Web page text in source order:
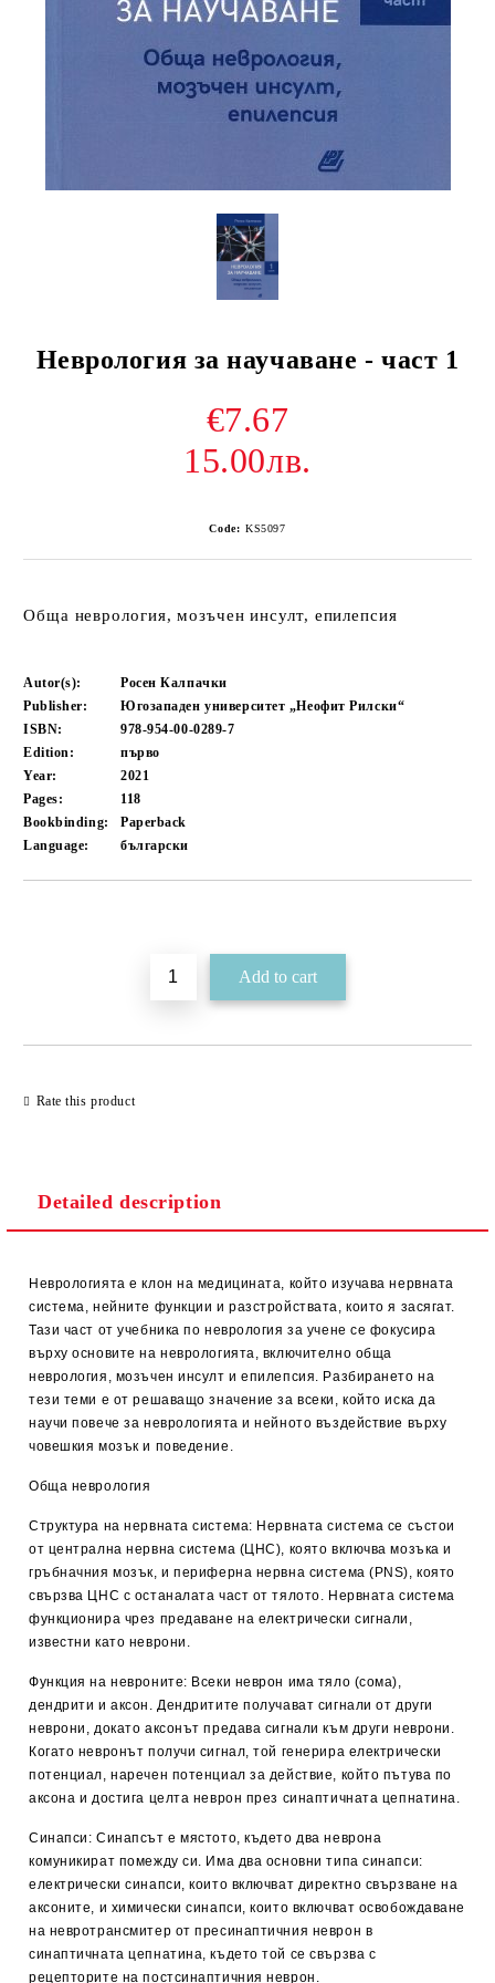
Неврология за научаване - част 1
€7.67
15.00лв.
Code: KS5097
Обща неврология, мозъчен инсулт, епилепсия
Autor(s):
Росен Калпачки
Publisher:
Югозападен университет „Неофит Рилски“
ISBN:
978-954-00-0289-7
Edition:
първо
Year:
2021
Pages:
118
Bookbinding:
Paperback
Language:
български
Rate this product
Detailed description
Неврологията е клон на медицината, който изучава нервната
система, нейните функции и разстройствата, които я засягат.
Тази част от учебника по неврология за учене се фокусира
върху основите на неврологията, включително обща
неврология, мозъчен инсулт и епилепсия. Разбирането на
тези теми е от решаващо значение за всеки, който иска да
научи повече за неврологията и нейното въздействие върху
човешкия мозък и поведение.
Обща неврология
Структура на нервната система: Нервната система се състои
от централна нервна система (ЦНС), която включва мозъка и
гръбначния мозък, и периферна нервна система (PNS), която
свързва ЦНС с останалата част от тялото. Нервната система
функционира чрез предаване на електрически сигнали,
известни като неврони.
Функция на невроните: Всеки неврон има тяло (сома),
дендрити и аксон. Дендритите получават сигнали от други
неврони, докато аксонът предава сигнали към други неврони.
Когато невронът получи сигнал, той генерира електрически
потенциал, наречен потенциал за действие, който пътува по
аксона и достига целта неврон през синаптичната цепнатина.
Синапси: Синапсът е мястото, където два неврона
комуникират помежду си. Има два основни типа синапси:
електрически синапси, които включват директно свързване на
аксоните, и химически синапси, които включват освобождаване
на невротрансмитер от пресинаптичния неврон в
синаптичната цепнатина, където той се свързва с
рецепторите на постсинаптичния неврон.